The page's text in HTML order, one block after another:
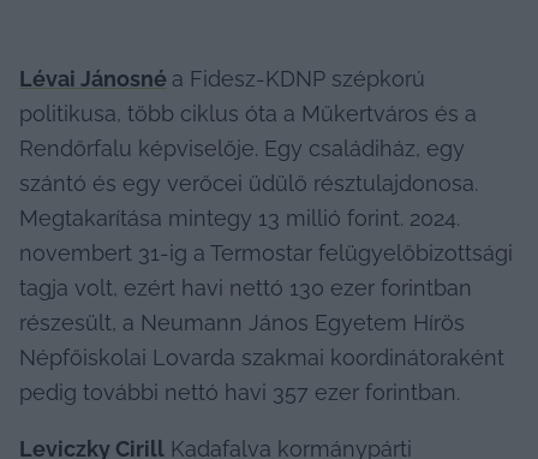
Lévai Jánosné a Fidesz-KDNP szépkorú
politikusa, több ciklus óta a Műkertváros és a
Rendőrfalu képviselője. Egy családiház, egy
szántó és egy verőcei üdülő résztulajdonosa.
Megtakarítása mintegy 13 millió forint. 2024.
novembert 31-ig a Termostar felügyelőbizottsági
tagja volt, ezért havi nettó 130 ezer forintban
részesült, a Neumann János Egyetem Hírös
Népfőiskolai Lovarda szakmai koordinátoraként
pedig további nettó havi 357 ezer forintban.
Leviczky Cirill Kadafalva kormánypárti